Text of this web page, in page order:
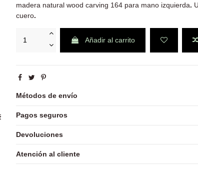
madera natural wood carving 164 para mano izquierda.
cuero.
Añadir al carrito
Métodos de envío
Pagos seguros
Devoluciones
Atención al cliente